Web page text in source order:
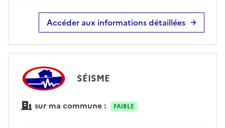
Accéder aux informations détaillées
SÉISME
sur ma commune : FAIBLE